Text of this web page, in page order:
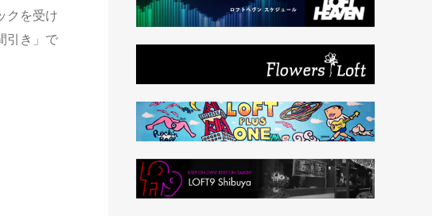
クを受け
引き」で